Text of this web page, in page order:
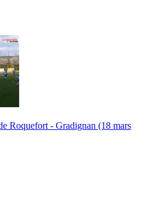
Roquefort - Gradignan (18 mars